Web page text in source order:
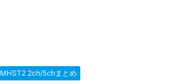
MHST2 2ch/5chまとめ